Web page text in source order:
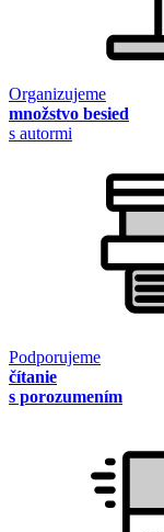
Organizujeme
množstvo besied
s autormi
Podporujeme
čítanie
s porozumením